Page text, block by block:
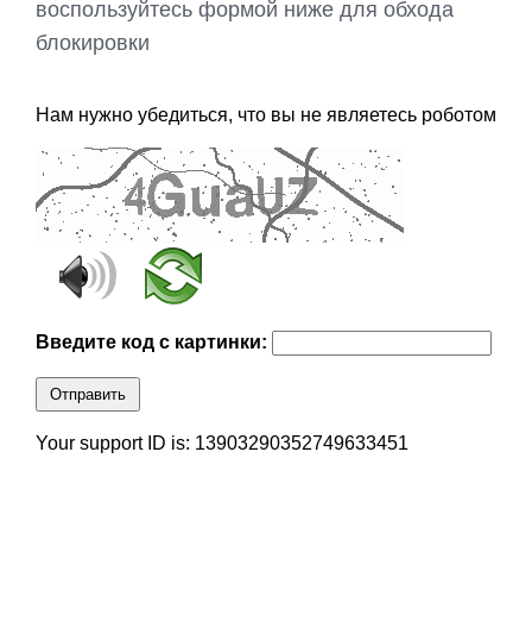
воспользуйтесь формой ниже для обхода
блокировки
Нам нужно убедиться, что вы не являетесь роботом
Введите код с картинки:
Отправить
Your support ID is: 13903290352749633451